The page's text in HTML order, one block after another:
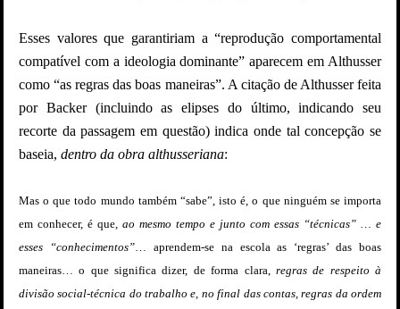
Esses valores que garantiriam a “reprodução comportamental
compatível com a ideologia dominante” aparecem em Althusser
como “as regras das boas maneiras”. A citação de Althusser feita
por Backer (incluindo as elipses do último, indicando seu
recorte da passagem em questão) indica onde tal concepção se
baseia, dentro da obra althusseriana:
Mas o que todo mundo também “sabe”, isto é, o que ninguém se importa
em conhecer, é que, ao mesmo tempo e junto com essas “técnicas” … e
esses “conhecimentos”… aprendem-se na escola as ‘regras’ das boas
maneiras… o que significa dizer, de forma clara, regras de respeito à
divisão social-técnica do trabalho e, no final das contas, regras da ordem